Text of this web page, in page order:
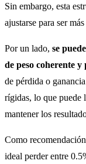
Sin embargo, esta
ajustarse para ser
Por un lado, se
de peso coherente y
de pérdida o
rígidas, lo que puede
mantener los
Como
ideal perder entre